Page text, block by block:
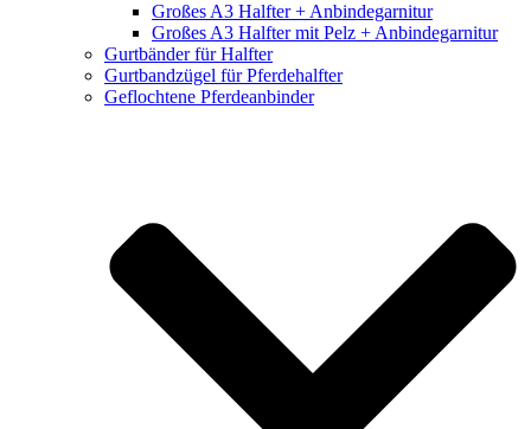
Großes A3 Halfter + Anbindegarnitur
Großes A3 Halfter mit Pelz + Anbindegarnitur
Gurtbänder für Halfter
Gurtbandzügel für Pferdehalfter
Geflochtene Pferdeanbinder